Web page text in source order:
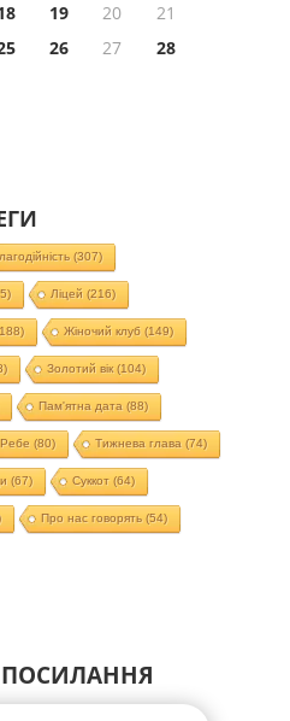
19 20
21
26 27
28
(307)
Ліцей (216)
Жіночий клуб (149)
Золотий вік(104)
Пам'ятна дата (88)
(80) Тижнева глава (74)
(67) Суккот (64)
Про нас говорять(54)
ПОСИЛАННЯ